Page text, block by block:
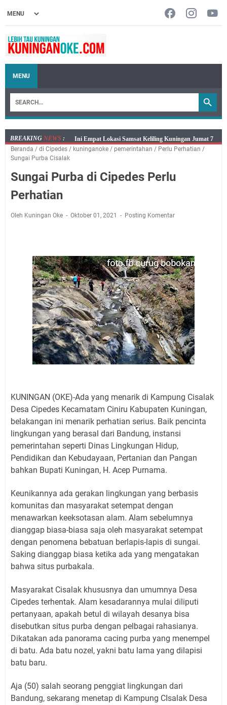
MENU
BREAKING NEWS :
Jumat 7 Agustus 2026 Mobil SIM Keliling Ada di
Kecamatan Sindangagung
Dicabut Dari Hidupmu, Kamu Akan Tetap Berjalan
juga Tempat Beristirahat yang Paling Menenangkan, Ini
Warga Mulai Kesulitan Air Bersih Akibat Kekeringan,
Polres Kuningan dan PAM Tirta Kamuning Salurakan
12 Ribu Liter
Uniku Jadi Tuan Rumah Pendampingan Penyusunan
Dokumen SPMI
Sudahkah Kita Merdeka Dari Hawa Nafsu?
Info Sembako di Pasar Kepuh Kuningan Kamis 6
Agustus 2026, Daging Naik, Telur Turun
Ini Empat Lokasi Samsat Keliling Kuningan Jumat 7
Agustus 2026
Beranda / di Cipedes / kuninganoke / pemerintahan / Perlu Perhatian /
Sungai Purba Cisalak
Sungai Purba di Cipedes Perlu
Perhatian
Oleh Kuningan Oke Oktober 01, 2021 Posting Komentar
KUNINGAN (OKE)-Ada yang menarik di Kampung Cisalak
Desa Cipedes Kecamatam Ciniru Kabupaten Kuningan,
belakangan ini menarik perhatian serius. Baik pencinta
lingkungan yang berasal dari Bandung, instansi
pemerintahan seperti Dinas Lingkungan Hidup,
Pendidikan dan Kebudayaan, Pertanian dan Pangan
bahkan Bupati Kuningan, H. Acep Purnama.
Keunikannya ada gerakan lingkungan yang berbasis
komunitas dan masyarakat setempat dengan
menawarkan keeksotasan alam. Alam sebelumnya
dianggap biasa-biasa saja oleh masyarakat setempat
dengan penomena bebatuan berlapis-lapis di sungai.
Saking dianggap biasa ketika ada yang mengatakan
bahwa situs purbakala.
Masyarakat Cisalak khususnya dan umumnya Desa
Cipedes terhentak. Alam kesadarannya mulai diliputi
pertanyaan, apakah betul di wilayah desanya bisa
disebutkan situs purba dengan pelbagai rahasianya.
Dikatakan ada panorama cacing purba yang menempel
di batu. Ada batu nozel, yakni batu lama yang dilapisi
batu baru.
Aja (50) salah seorang penggiat lingkungan dari
Bandung, sekarang menetap di Kampung CIsalak Desa